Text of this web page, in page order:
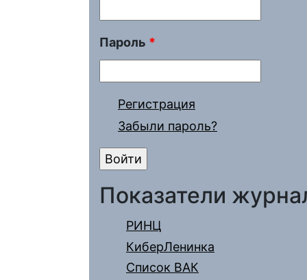
Пароль *
Регистрация
Забыли пароль?
Показатели
РИНЦ
КиберЛенинка
Список ВАК